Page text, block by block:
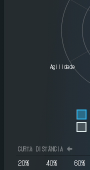
Agilidade
CURTA DISTÂNCIA ⬅️
20% 40% 60%